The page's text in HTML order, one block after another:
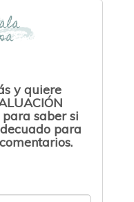
y quiere
para saber si
para